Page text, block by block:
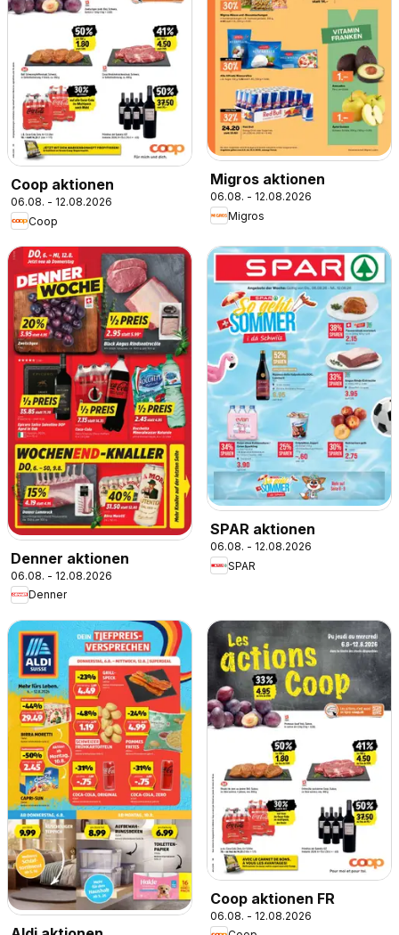
Coop aktionen
06.08. - 12.08.2026
Coop
Migros aktionen
06.08. - 12.08.2026
Migros
Denner aktionen
06.08. - 12.08.2026
Denner
SPAR aktionen
06.08. - 12.08.2026
SPAR
Coop aktionen FR
06.08. - 12.08.2026